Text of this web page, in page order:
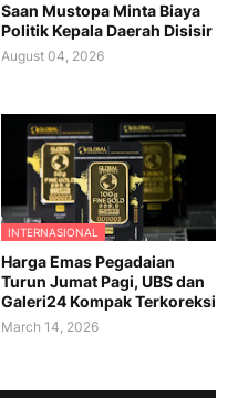
Saan Mustopa Minta Biaya
Politik Kepala Daerah Disisir
August 04, 2026
INTERNASIONAL
Harga Emas Pegadaian
Turun Jumat Pagi, UBS dan
Galeri24 Kompak Terkoreksi
March 14, 2026